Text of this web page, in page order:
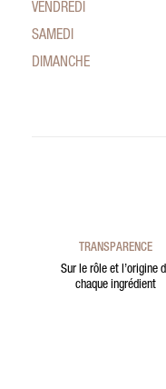
VENDREDI
SAMEDI
DIMANCHE
TRANSPARENCE
Sur le rôle et l’origine
chaque ingrédient